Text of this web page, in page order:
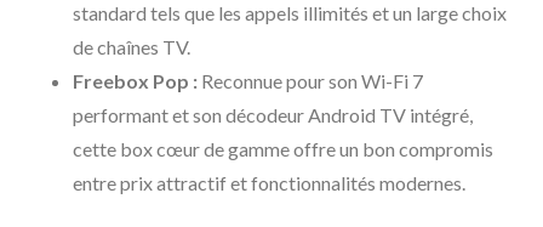
standard tels que les appels illimités et un large choix
de chaînes TV.
Freebox Pop : Reconnue pour son Wi-Fi 7
performant et son décodeur Android TV intégré,
cette box cœur de gamme offre un bon compromis
entre prix attractif et fonctionnalités modernes.